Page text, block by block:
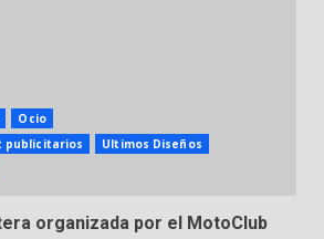
Ocio
publicitarios
Ultimos Diseños
organizada por el MotoClub